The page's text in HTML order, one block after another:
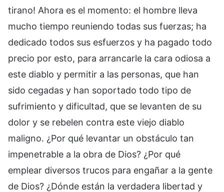
tirano! Ahora es el momento: el hombre lleva
mucho tiempo reuniendo todas sus fuerzas; ha
dedicado todos sus esfuerzos y ha pagado todo
precio por esto, para arrancarle la cara odiosa a
este diablo y permitir a las personas, que han
sido cegadas y han soportado todo tipo de
sufrimiento y dificultad, que se levanten de su
dolor y se rebelen contra este viejo diablo
maligno. ¿Por qué levantar un obstáculo tan
impenetrable a la obra de Dios? ¿Por qué
emplear diversos trucos para engañar a la gente
de Dios? ¿Dónde están la verdadera libertad y